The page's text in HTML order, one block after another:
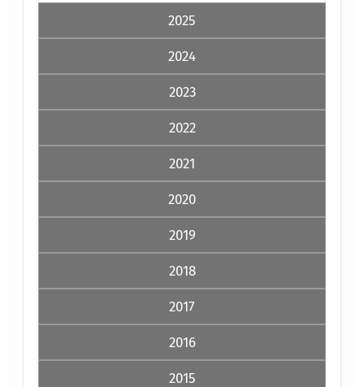
2025
2024
2023
2022
2021
2020
2019
2018
2017
2016
2015